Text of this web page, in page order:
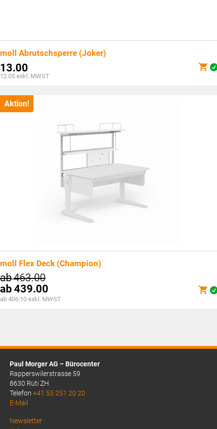
moll Abrutschsperre (Joker)
13.00
12.05 exkl. MWST
Aktion!
moll Flex Deck (Champion)
ab463.00
ab 439.00
ab 406.10 exkl. MWST
Paul Morger AG – Bürocenter
Rapperswilerstrasse 59
8630 Rüti ZH
Telefon +41 55 251 20 20
E-Mail
Above
Newsletter